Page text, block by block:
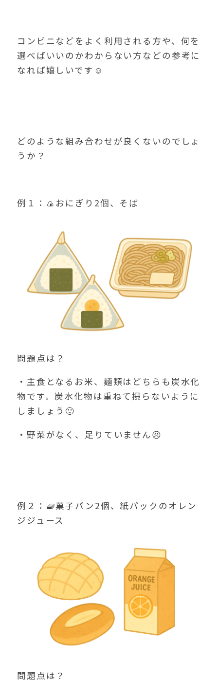
コンビニなどをよく利用される方や、何を
選べばいいのかわからない方などの参考に
なれば嬉しいです☺
どのような組み合わせが良くないのでしょ
うか？
例１：🍙おにぎり2個、そば
問題点は？
・主食となるお米、麺類はどちらも炭水化
物です。炭水化物は重ねて摂らないように
しましょう🙁
・野菜がなく、足りていません😣
例２：🧇菓子パン2個、紙パックのオレン
ジジュース
問題点は？